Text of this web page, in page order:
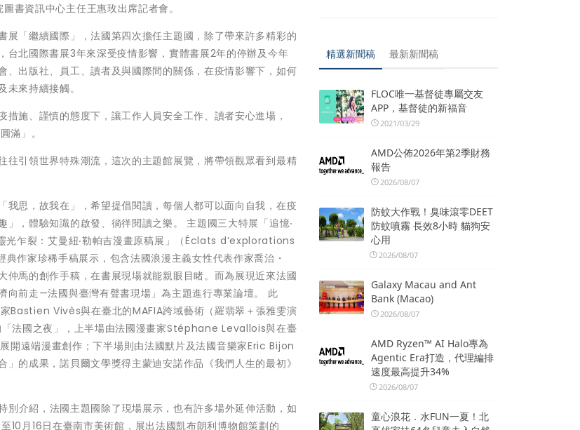
書資訊中心主任王惠玫出席記者會。
「繼續國際」，法國第四次擔任主題國，除了帶來許多精彩的
北國際書展3年來深受疫情影響，實體書展2年的停辦及今年
出版社、員工、讀者及與國際間的關係，在疫情影響下，如何
來持續接觸。
施、謹慎的態度下，讓工作人員安全工作、讀者安心進場，
滿」。
引領世界特殊潮流，這次的主題館展覽，將帶領觀眾看到最精
思，故我在」，希望提倡閱讀，每個人都可以面向自我，在疫
，體驗知識的啟發、徜徉閱讀之樂。 主題國三大特展「追憶‧
乍裂：艾曼紐‧勒帕吉漫畫原稿展」（Éclats d’explorations
家珍稀手稿展示，包含法國浪漫主義女性代表作家喬治・
馬的創作手稿，在書展現場就能親眼目睹。而為展現近來法國
向前走—法國與臺灣有聲書現場」為主題進行專業論壇。 此
Bastien Vivès與在臺北的MAFIA跨域藝術（羅翡翠＋張雅雯演
法國之夜」，上半場由法國漫畫家Stéphane Levallois與在臺
遠端漫畫創作；下半場則由法國默片及法國音樂家Eric Bijon
的成果，諾貝爾文學獎得主蒙迪安諾作品《我們人生的最初》
介紹，法國主題國除了現場展示，也有許多場外延伸活動，如
月16日在臺南市美術館，展出法國凱布朗利博物館策劃的
精選新聞稿 最新新聞稿
FLOC唯一基督徒專屬交友
APP，基督徒的新福音
2021/03/29
AMD公佈2026年第2季財務
報告
2026/08/07
防蚊大作戰！臭味滾零DEET
防蚊噴霧 長效8小時 貓狗安
心用
2026/08/07
Galaxy Macau and Ant
Bank (Macao)
2026/08/07
AMD Ryzen™ AI Halo專為
Agentic Era打造，代理編排
速度最高提升34%
2026/08/07
童心浪花．水FUN一夏！北